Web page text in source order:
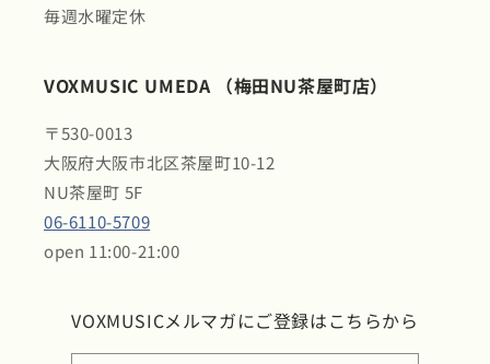
毎週水曜定休
VOXMUSIC UMEDA （梅田NU茶屋町店）
〒530-0013
大阪府大阪市北区茶屋町10-12
NU茶屋町 5F
06-6110-5709
open 11:00-21:00
VOXMUSICメルマガにご登録はこちらから